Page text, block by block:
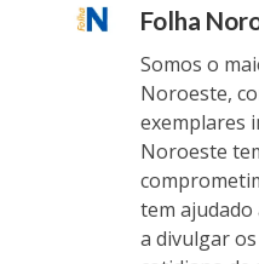
Folha
Somos o
Noroeste,
exemplares
Noroeste
tem ajudado
a divulgar